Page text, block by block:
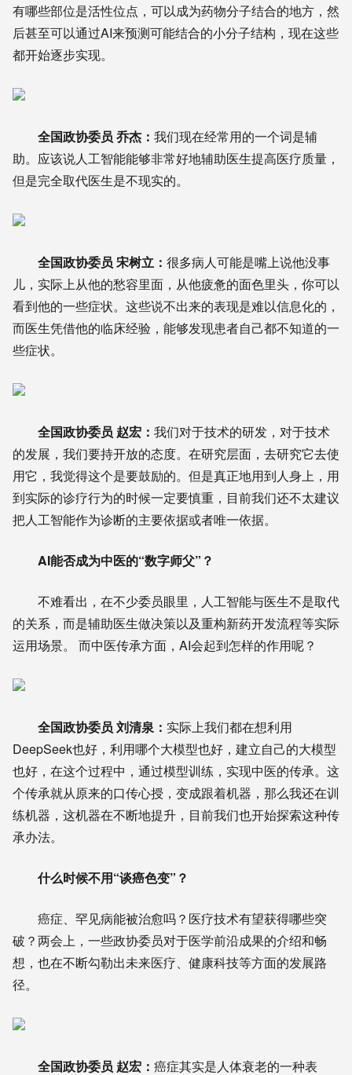
有哪些部位是活性位点，可以成为药物分子结合的地方，然
后甚至可以通过AI来预测可能结合的小分子结构，现在这些
都开始逐步实现。
全国政协委员 乔杰： 我们现在经常用的一个词是辅
助。应该说人工智能能够非常好地辅助医生提高医疗质量，
但是完全取代医生是不现实的。
全国政协委员 宋树立： 很多病人可能是嘴上说他没事
儿，实际上从他的愁容里面，从他疲惫的面色里头，你可以
看到他的一些症状。这些说不出来的表现是难以信息化的，
而医生凭借他的临床经验，能够发现患者自己都不知道的一
些症状。
全国政协委员 赵宏： 我们对于技术的研发，对于技术
的发展，我们要持开放的态度。在研究层面，去研究它去使
用它，我觉得这个是要鼓励的。但是真正地用到人身上，用
到实际的诊疗行为的时候一定要慎重，目前我们还不太建议
把人工智能作为诊断的主要依据或者唯一依据。
AI能否成为中医的“数字师父”？
不难看出，在不少委员眼里，人工智能与医生不是取代
的关系，而是辅助医生做决策以及重构新药开发流程等实际
运用场景。 而中医传承方面，AI会起到怎样的作用呢？
全国政协委员 刘清泉： 实际上我们都在想利用
DeepSeek也好，利用哪个大模型也好，建立自己的大模型
也好，在这个过程中，通过模型训练，实现中医的传承。这
个传承就从原来的口传心授，变成跟着机器，那么我还在训
练机器，这机器在不断地提升，目前我们也开始探索这种传
承办法。
什么时候不用“谈癌色变”？
癌症、罕见病能被治愈吗？医疗技术有望获得哪些突
破？两会上，一些政协委员对于医学前沿成果的介绍和畅
想，也在不断勾勒出未来医疗、健康科技等方面的发展路
径。
全国政协委员 赵宏： 癌症其实是人体衰老的一种表